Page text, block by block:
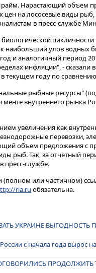
Нарастающий объем
цен на лососевые виды
в пресс-службе
наибольший улов водных
и аналогичный период
инфляции", -
в текущем году по
рыбные ресурсы"
внутреннего
увеличения как
перевозки,
объем предложения с
рыб. Так, за отчетный
пресс-службе.
(полном или частичном)
ria.ru обязательна.
УКРАИНЕ ВЫГОДНОСТЬ
с начала года вырос
ПРОДОЛЖИТЬ